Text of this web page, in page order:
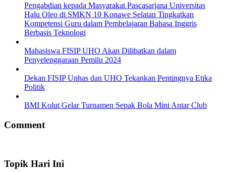
Pengabdian kepada Masyarakat Pascasarjana Universitas
Halu Oleo di SMKN 10 Konawe Selatan Tingkatkan
Kompetensi Guru dalam Pembelajaran Bahasa Inggris
Berbasis Teknologi
Mahasiswa FISIP UHO Akan Dilibatkan dalam
Penyelenggaraan Pemilu 2024
Dekan FISIP Unhas dan UHO Tekankan Pentingnya Etika
Politik
BMI Kolut Gelar Turnamen Sepak Bola Mini Antar Club
Comment
Topik Hari Ini